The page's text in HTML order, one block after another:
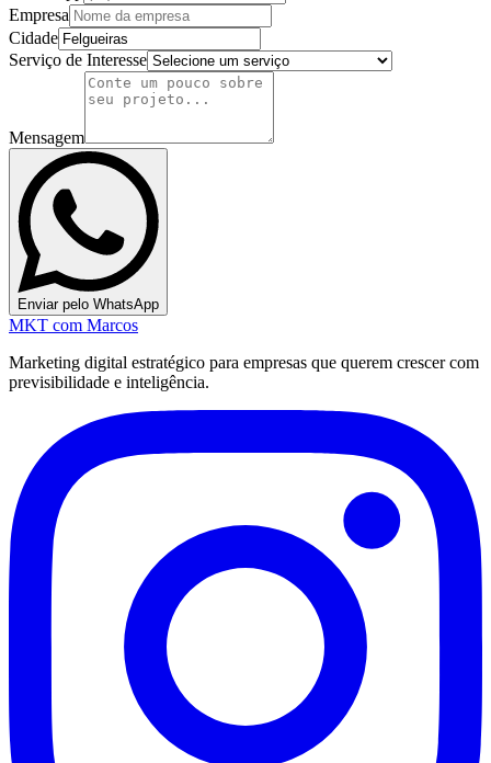
Empresa
Cidade
Serviço de Interesse
Mensagem
Enviar pelo WhatsApp
MKT com Marcos
Marketing digital estratégico para empresas que querem crescer com
previsibilidade e inteligência.